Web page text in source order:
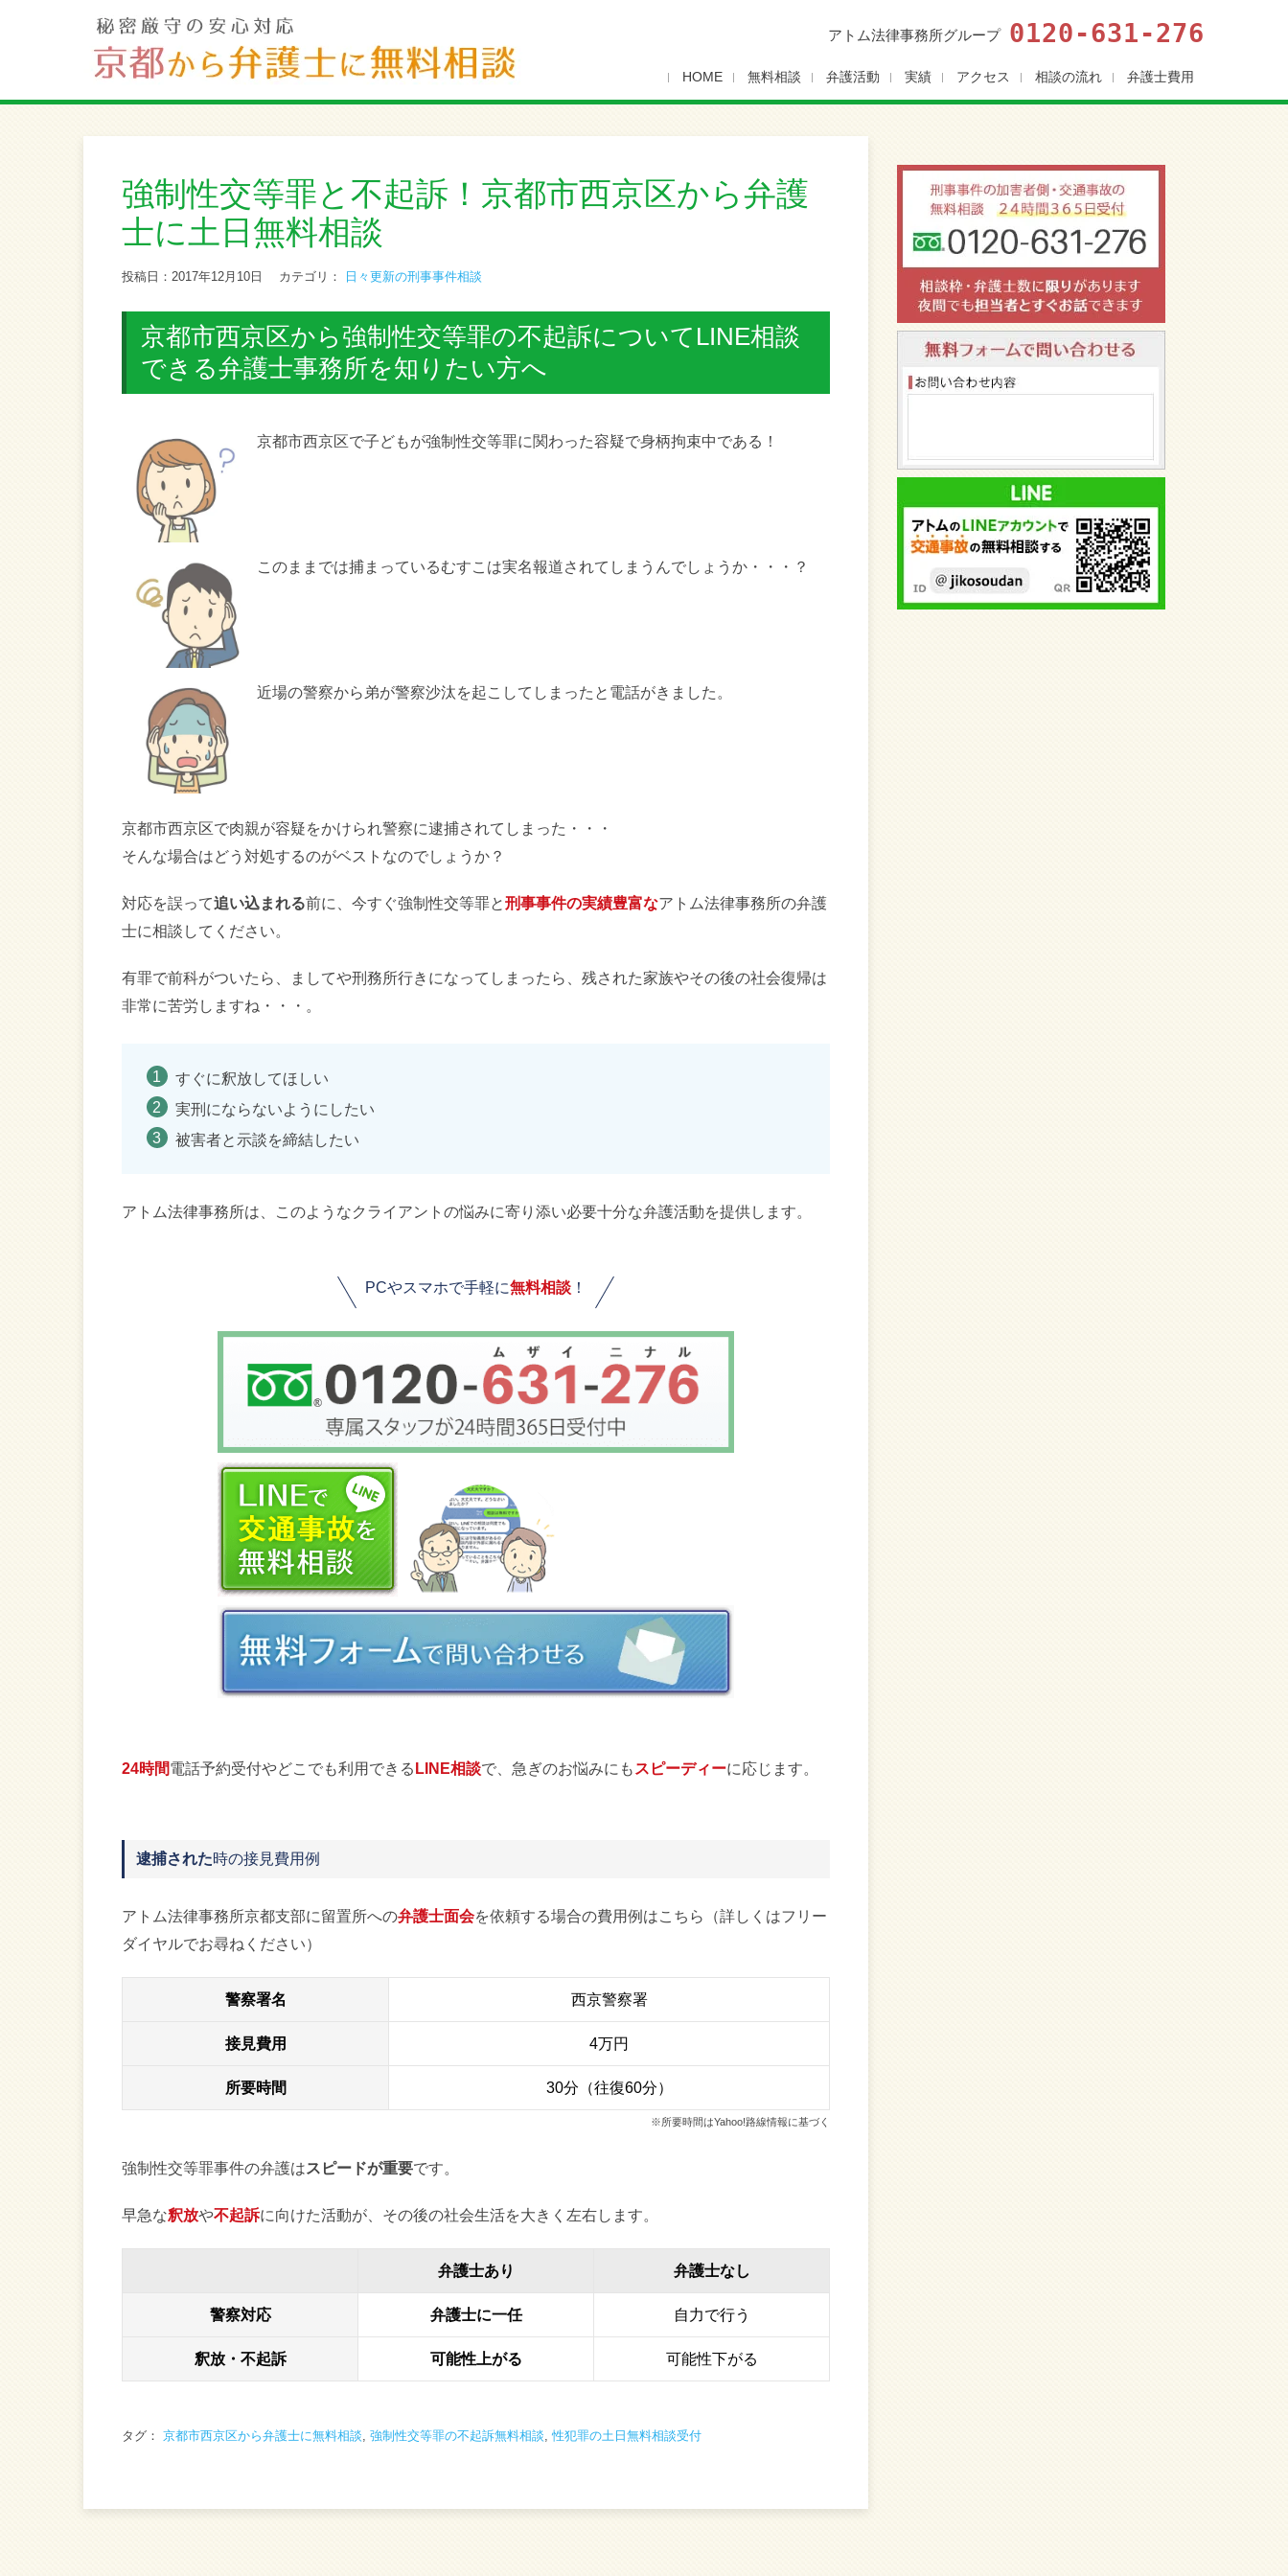
アトム法律事務所グループ 0120-631-276
HOME 無料相談 弁護活動 実績 アクセス 相談の流れ 弁護士費用
強制性交等罪と不起訴！京都市西京区から弁護
士に土日無料相談
投稿日：2017年12月10日 カテゴリ： 日々更新の刑事事件相談
京都市西京区から強制性交等罪の不起訴についてLINE相談
できる弁護士事務所を知りたい方へ
京都市西京区で子どもが強制性交等罪に関わった容疑で身柄拘束中である！
このままでは捕まっているむすこは実名報道されてしまうんでしょうか・・・？
近場の警察から弟が警察沙汰を起こしてしまったと電話がきました。
京都市西京区で肉親が容疑をかけられ警察に逮捕されてしまった・・・
そんな場合はどう対処するのがベストなのでしょうか？
対応を誤って追い込まれる前に、今すぐ強制性交等罪と刑事事件の実績豊富なアトム法律事務所の弁護
士に相談してください。
有罪で前科がついたら、ましてや刑務所行きになってしまったら、残された家族やその後の社会復帰は
非常に苦労しますね・・・。
すぐに釈放してほしい
実刑にならないようにしたい
被害者と示談を締結したい
アトム法律事務所は、このようなクライアントの悩みに寄り添い必要十分な弁護活動を提供します。
PCやスマホで手軽に無料相談 ！
24時間電話予約受付やどこでも利用できるLINE相談で、急ぎのお悩みにも スピーディーに応じます。
逮捕された時の接見費用例
アトム法律事務所京都支部に留置所への弁護士面会を依頼する場合の費用例はこちら（詳しくはフリー
ダイヤルでお尋ねください）
警察署名 西京警察署
接見費用 4万円
所要時間 30分（往復60分）
※所要時間はYahoo!路線情報に基づく
強制性交等罪事件の弁護はスピードが重要です。
早急な釈放や不起訴に向けた活動が、その後の社会生活を大きく左右します。
弁護士あり 弁護士なし
警察対応 弁護士に一任 自力で行う
釈放・不起訴 可能性上がる 可能性下がる
タグ： 京都市西京区から弁護士に無料相談 強制性交等罪の不起訴無料相談 ,性犯罪の土日無料相談受付